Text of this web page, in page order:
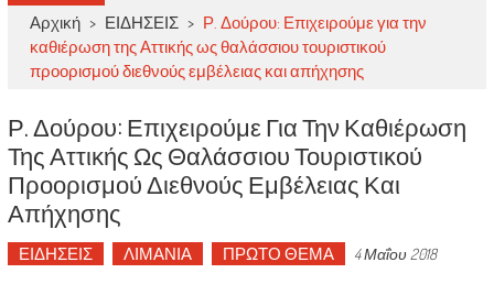
Αρχική > ΕΙΔΗΣΕΙΣ > Ρ. Δούρου: Επιχειρούμε για την
καθιέρωση της Αττικής ως θαλάσσιου τουριστικού
προορισμού διεθνούς εμβέλειας και απήχησης
Ρ. Δούρου: Επιχειρούμε Για Την Καθιέρωση
Της Αττικής Ως Θαλάσσιου Τουριστικού
Προορισμού Διεθνούς Εμβέλειας Και
Απήχησης
ΕΙΔΗΣΕΙΣ ΛΙΜΑΝΙΑ ΠΡΩΤΟ ΘΕΜΑ 4 Μαΐου 2018